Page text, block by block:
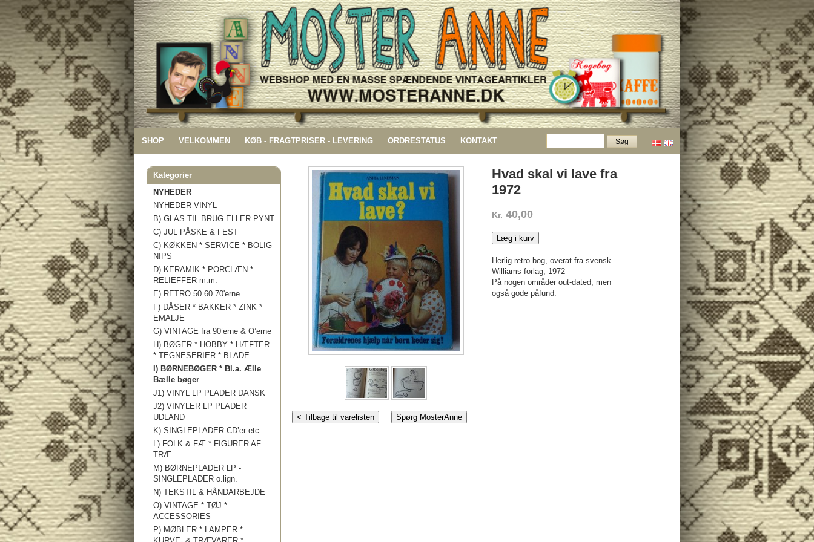
SHOP VELKOMMEN KØB - FRAGTPRISER - LEVERING ORDRESTATUS KONTAKT
Kategorier
NYHEDER
NYHEDER VINYL
B) GLAS TIL BRUG ELLER PYNT
C) JUL PÅSKE & FEST
C) KØKKEN * SERVICE * BOLIG
NIPS
D) KERAMIK * PORCLÆN *
RELIEFFER m.m.
E) RETRO 50 60 70'erne
F) DÅSER * BAKKER * ZINK *
EMALJE
G) VINTAGE fra 90’erne & O’erne
H) BØGER * HOBBY * HÆFTER
* TEGNESERIER * BLADE
I) BØRNEBØGER * Bl.a. Ælle
Bælle bøger
J1) VINYL LP PLADER DANSK
J2) VINYLER LP PLADER
UDLAND
K) SINGLEPLADER CD’er etc.
L) FOLK & FÆ * FIGURER AF
TRÆ
M) BØRNEPLADER LP -
SINGLEPLADER o.lign.
N) TEKSTIL & HÅNDARBEJDE
O) VINTAGE * TØJ *
ACCESSORIES
P) MØBLER * LAMPER *
Hvad skal vi lave fra
1972
Kr. 40,00
Læg i kurv
Herlig retro bog, overat fra svensk.
Williams forlag, 1972
På nogen områder out-dated, men
også gode påfund.
< Tilbage til varelisten Spørg MosterAnne